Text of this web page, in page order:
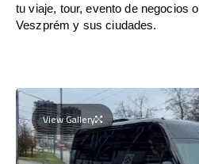
tu viaje, tour, evento de negocios
Veszprém y sus ciudades.
View Gallery